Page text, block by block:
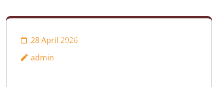
Apel Khidmat hingga Ziarah
28 April 2026
admin